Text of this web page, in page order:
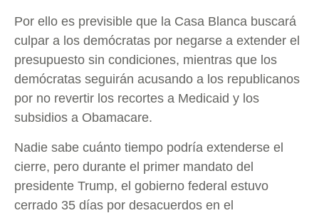
Por ello es previsible que la Casa Blanca buscará
culpar a los demócratas por negarse a extender el
presupuesto sin condiciones, mientras que los
demócratas seguirán acusando a los republicanos
por no revertir los recortes a Medicaid y los
subsidios a Obamacare.
Nadie sabe cuánto tiempo podría extenderse el
cierre, pero durante el primer mandato del
presidente Trump, el gobierno federal estuvo
cerrado 35 días por desacuerdos en el